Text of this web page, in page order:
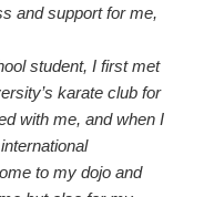
and support for me,
student, I first met
karate club for
with me, and when I
to my dojo and